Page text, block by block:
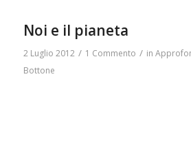
Noi e il pianeta
2 Luglio 2012 / 1 Commento / in
Bottone